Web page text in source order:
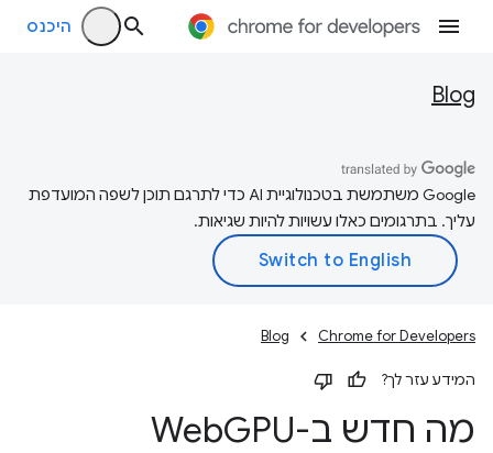
היכנס
Blog
‫Google משתמשת בטכנולוגיית AI כדי לתרגם תוכן לשפה המועדפת
עליך. בתרגומים כאלו עשויות להיות שגיאות.
Chrome for Developers
Blog
המידע עזר לך?
מה חדש ב-Web